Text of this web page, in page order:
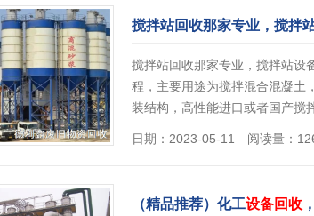
搅拌站回收那家专业，搅拌
搅拌站回收那家专业，搅拌站设
程，主要用途为搅拌混合混凝土
装结构，高性能进口或者国产搅
日期：2023-05-11 阅读量：
（精品推荐）化工设备回收